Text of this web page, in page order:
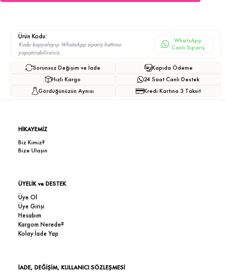
Ürün Kodu:
Kodu kopyalayıp WhatsApp sipariş hattına
yapıştırabilirsiniz.
WhatsApp
Canlı Sipariş
Sorunsuz Değişim ve İade
Hızlı Kargo
Gördüğünüzün Aynısı
Kapıda Ödeme
24 Saat Canlı Destek
Kredi Kartına 3 Taksit
HİKAYEMİZ
Biz Kimiz?
Bize Ulaşın
ÜYELİK ve DESTEK
Üye Ol
Üye Girişi
Hesabım
Kargom Nerede?
Kolay İade Yap
İADE, DEĞİŞİM, KULLANICI SÖZLEŞMESİ